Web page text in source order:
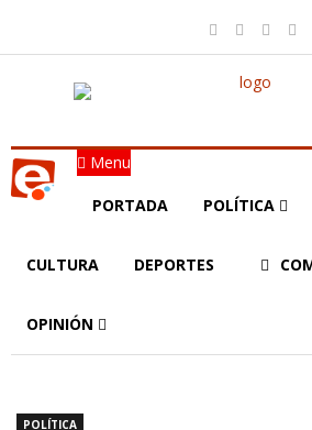
Menu
PORTADA POLÍTICA
CULTURA DEPORTES
OPINIÓN
POLÍTICA